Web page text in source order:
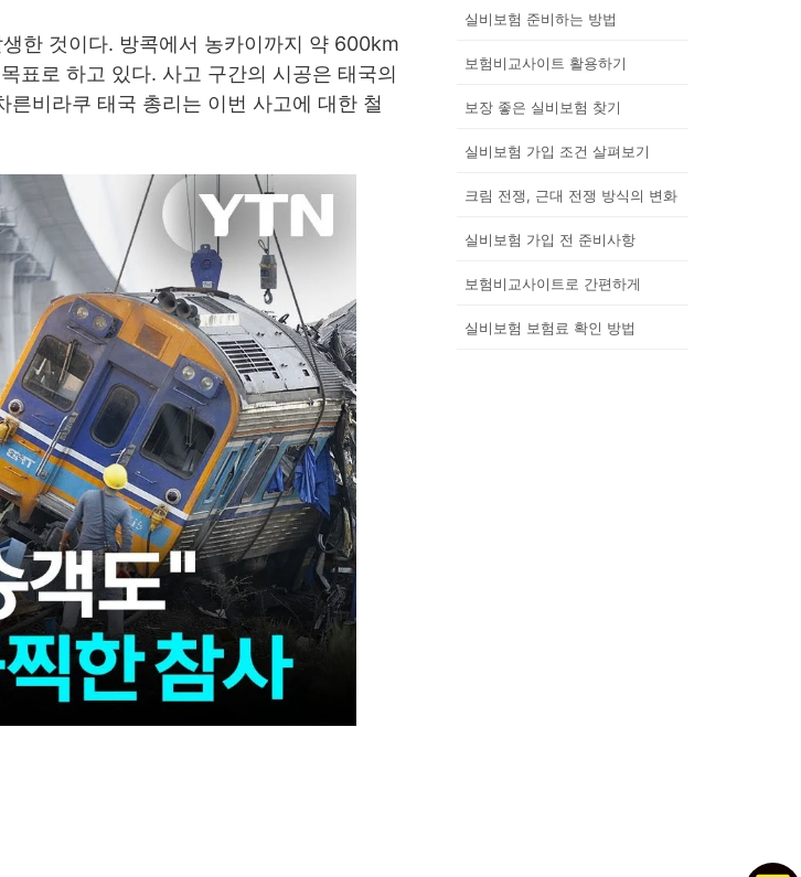
한 것이다. 방콕에서 농카이까지 약 600km
표로 하고 있다. 사고 구간의 시공은 태국의
비라쿠 태국 총리는 이번 사고에 대한 철
실비보험 준비하는 방법
보험비교사이트 활용하기
보장 좋은 실비보험 찾기
실비보험 가입 조건 살펴보기
크림 전쟁, 근대 전쟁 방식의 변화
실비보험 가입 전 준비사항
보험비교사이트로 간편하게
실비보험 보험료 확인 방법